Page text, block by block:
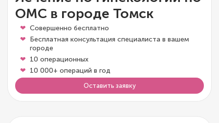
ОМС в городе Томск
Совершенно бесплатно
Бесплатная консультация специалиста в вашем
городе
10 операционных
10 000+ операций в год
Оставить заявку